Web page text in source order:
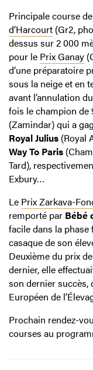
Principale course
d’Harcourt (Gr2,
dessus sur 2 000
pour le Prix Ganay
d’une préparatoire
sous la neige et en
avant l’annulation
fois le champion de
(Zamindar) qui a
Royal Julius (Royal
Way To Paris
Tard),
Exbury…
Le Prix Zarkava-
remporté par Bébé
facile dans la
casaque de son
Deuxième du prix
dernier, elle
son dernier succès,
Européen de
Prochain rendez-
courses au